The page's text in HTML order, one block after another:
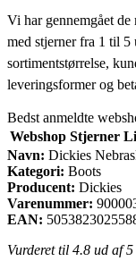
Vi har gennemgået
med stjerner fra 1 til 5
sortimentstørrelse,
leveringsformer og
Bedst anmeldte
Webshop Stjerner
Navn: Dickies
Kategori: Boots
Producent: Dickies
Varenummer:
EAN:
Vurderet til 4.8 ud af 5